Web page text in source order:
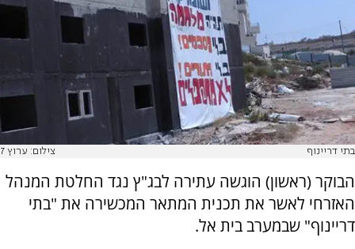
בתי דריינוף צילום: ערוץ 7
הבוקר (ראשון) הוגשה עתירה לבג"ץ נגד החלטת המנהל
האזרחי לאשר את תכנית המתאר המכשירה את "בתי
דריינוף" שבמערב בית אל.